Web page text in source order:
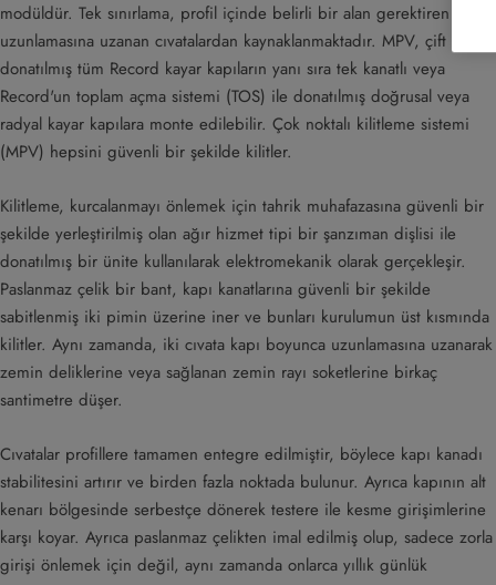
modüldür. Tek sınırlama, profil içinde belirli bir alan gerektiren
uzunlamasına uzanan cıvatalardan kaynaklanmaktadır. MPV, çift camla
donatılmış tüm Record kayar kapıların yanı sıra tek kanatlı veya
Record'un toplam açma sistemi (TOS) ile donatılmış doğrusal veya
radyal kayar kapılara monte edilebilir. Çok noktalı kilitleme sistemi
(MPV) hepsini güvenli bir şekilde kilitler.
Kilitleme, kurcalanmayı önlemek için tahrik muhafazasına güvenli bir
şekilde yerleştirilmiş olan ağır hizmet tipi bir şanzıman dişlisi ile
donatılmış bir ünite kullanılarak elektromekanik olarak gerçekleşir.
Paslanmaz çelik bir bant, kapı kanatlarına güvenli bir şekilde
sabitlenmiş iki pimin üzerine iner ve bunları kurulumun üst kısmında
kilitler. Aynı zamanda, iki cıvata kapı boyunca uzunlamasına uzanarak
zemin deliklerine veya sağlanan zemin rayı soketlerine birkaç
santimetre düşer.
Cıvatalar profillere tamamen entegre edilmiştir, böylece kapı kanadı
stabilitesini artırır ve birden fazla noktada bulunur. Ayrıca kapının alt
kenarı bölgesinde serbestçe dönerek testere ile kesme girişimlerine
karşı koyar. Ayrıca paslanmaz çelikten imal edilmiş olup, sadece zorla
girişi önlemek için değil, aynı zamanda onlarca yıllık günlük